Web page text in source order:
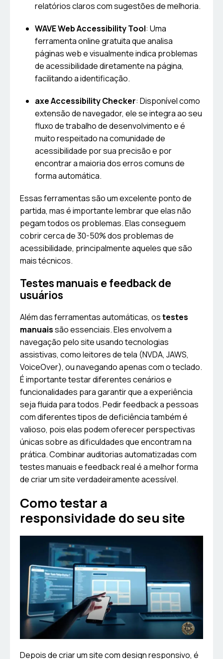
relatórios claros com sugestões de melhoria.
WAVE Web Accessibility Tool: Uma
ferramenta online gratuita que analisa
páginas web e visualmente indica problemas
de acessibilidade diretamente na página,
facilitando a identificação.
axe Accessibility Checker: Disponível como
extensão de navegador, ele se integra ao seu
fluxo de trabalho de desenvolvimento e é
muito respeitado na comunidade de
acessibilidade por sua precisão e por
encontrar a maioria dos erros comuns de
forma automática.
Essas ferramentas são um excelente ponto de
partida, mas é importante lembrar que elas não
pegam todos os problemas. Elas conseguem
cobrir cerca de 30-50% dos problemas de
acessibilidade, principalmente aqueles que são
mais técnicos.
Testes manuais e feedback de
usuários
Além das ferramentas automáticas, ostestes
manuaissão essenciais. Eles envolvem a
navegação pelo site usando tecnologias
assistivas, como leitores de tela (NVDA, JAWS,
VoiceOver), ou navegando apenas com o teclado.
É importante testar diferentes cenários e
funcionalidades para garantir que a experiência
seja fluida para todos. Pedir feedback a pessoas
com diferentes tipos de deficiência também é
valioso, pois elas podem oferecer perspectivas
únicas sobre as dificuldades que encontram na
prática. Combinar auditorias automatizadas com
testes manuais e feedback real é a melhor forma
de criar um site verdadeiramente acessível.
Como testar a
responsividade do seu site
Depois de criar um site com design responsivo, é